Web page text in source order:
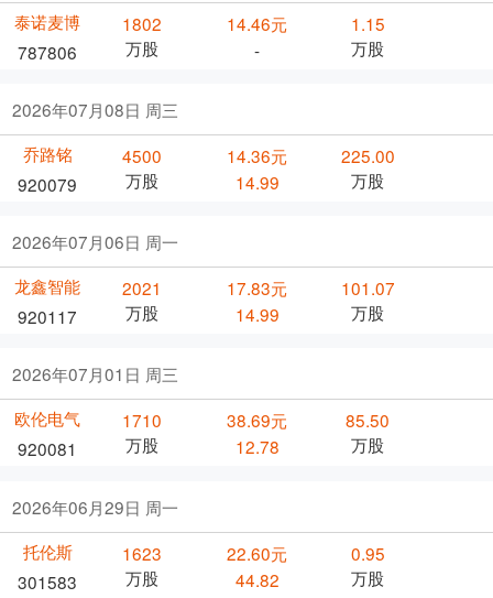
泰诺麦博
787806
1802
万股
14.46元
-
1.15
万股
2026年07月08日 周三
乔路铭
920079
4500
万股
14.36元
14.99
225.00
万股
2026年07月06日 周一
龙鑫智能
920117
2021
万股
17.83元
14.99
101.07
万股
2026年07月01日 周三
欧伦电气
920081
1710
万股
38.69元
12.78
85.50
万股
2026年06月29日 周一
托伦斯
301583
1623
万股
22.60元
44.82
0.95
万股